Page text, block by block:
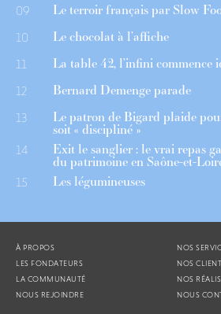
09 Le terroir français par Slow
10 Le chocolat à l’affiche
11 La table 42, l’infini commence
12 Bernard Demenge parade
13 Le patron de Bigard plaide
soit « discipliné »
14 Exit le sanglier : le vrai repas
du patrimoine en Saône-et-
15 Les légumineuses
À PROPOS
LES FONDATEURS
LA COMMUNAUTÉ
NOUS REJOINDRE
NOS
NOS
NOS
NOUS